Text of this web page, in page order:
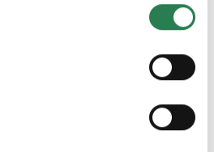
inte svar
fråga?